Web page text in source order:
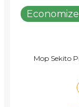
Economize
Mop Sekito